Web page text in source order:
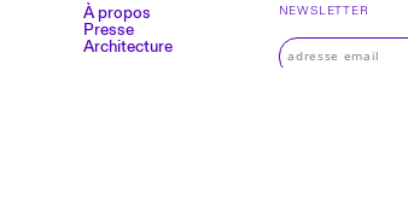
À propos
Presse
Architecture
NEWSLETTER